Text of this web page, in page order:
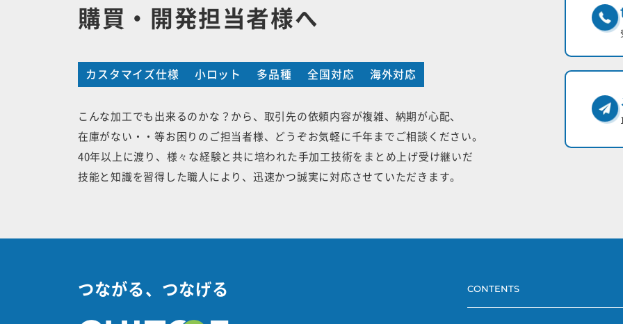
購買・開発担当者様へ
カスタマイズ仕様 小ロット 多品種 全国対応 海外対応
こんな加工でも出来るのかな？から、取引先の依頼内容が複雑、納期が心配、
在庫がない・・等お困りのご担当者様、どうぞお気軽に千年までご相談ください。
40年以上に渡り、様々な経験と共に培われた手加工技術をまとめ上げ受け継いだ
技能と知識を習得した職人により、迅速かつ誠実に対応させていただきます。
つながる、つなげる CONTENTS